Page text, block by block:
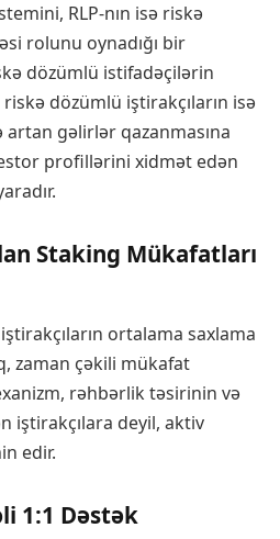
RLP-nın isə riskə
rolunu oynadığı bir
dözümlü istifadəçilərin
riskə dözümlü iştirakçıların isə
artan gəlirlər qazanmasına
profillərini xidmət edən
Staking Mükafatları
ortalama saxlama
zaman çəkili mükafat
rəhbərlik təsirinin və
iştirakçılara deyil, aktiv
edir.
1:1 Dəstək